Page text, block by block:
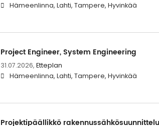
Hämeenlinna, Lahti, Tampere, Hyvinkää
Project Engineer, System Engineering
31.07.2026, Etteplan
Hämeenlinna, Lahti, Tampere, Hyvinkää
Projektipäällikkö